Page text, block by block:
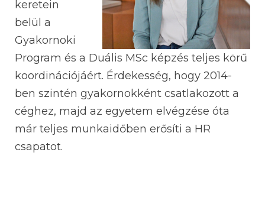
keretein
belül a
Gyakornoki
Program és a Duális MSc képzés teljes körű
koordinációjáért. Érdekesség, hogy 2014-
ben szintén gyakornokként csatlakozott a
céghez, majd az egyetem elvégzése óta
már teljes munkaidőben erősíti a HR
csapatot.